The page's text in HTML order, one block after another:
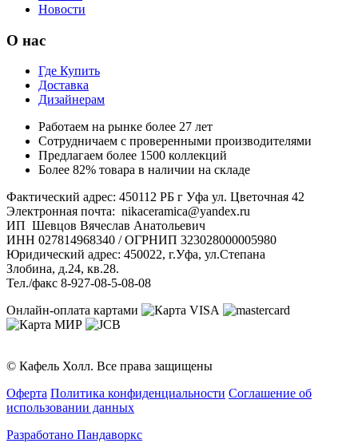
Новости
О нас
Где Купить
Доставка
Дизайнерам
Работаем на рынке более 27 лет
Сотрудничаем с проверенными производителями
Предлагаем более 1500 коллекций
Более 82% товара в наличии на складе
Фактический адрес: 450112 РБ г Уфа ул. Цветочная 42
Электронная почта: nikaceramica@yandex.ru
ИП Шевцов Вячеслав Анатольевич
ИНН 027814968340 / ОГРНИП 323028000005980
Юридический адрес: 450022, г.Уфа, ул.Степана
Злобина, д.24, кв.28.
Тел./факс 8-927-08-5-08-08
Онлайн-оплата картами
© Кафель Холл. Все права защищены
Оферта Политика конфиденциальности Соглашение об
использовании данных
Разработано Пандаворкс